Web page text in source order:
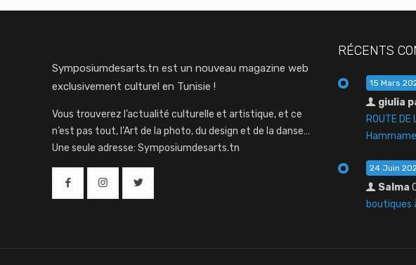
Symposiumdesarts.tn est un nouveau magazine web
exclusivement culturel en Tunisie !
Vous trouverez l’actualité culturelle et artistique, et ce
n’est pas tout, l’Art de la photo, du design et de la danse…
Une seule adresse: Symposiumdesarts.tn
RÉCENTS
15 Mars
giulia
ROUTE
24 Juin
Salma
boutiques